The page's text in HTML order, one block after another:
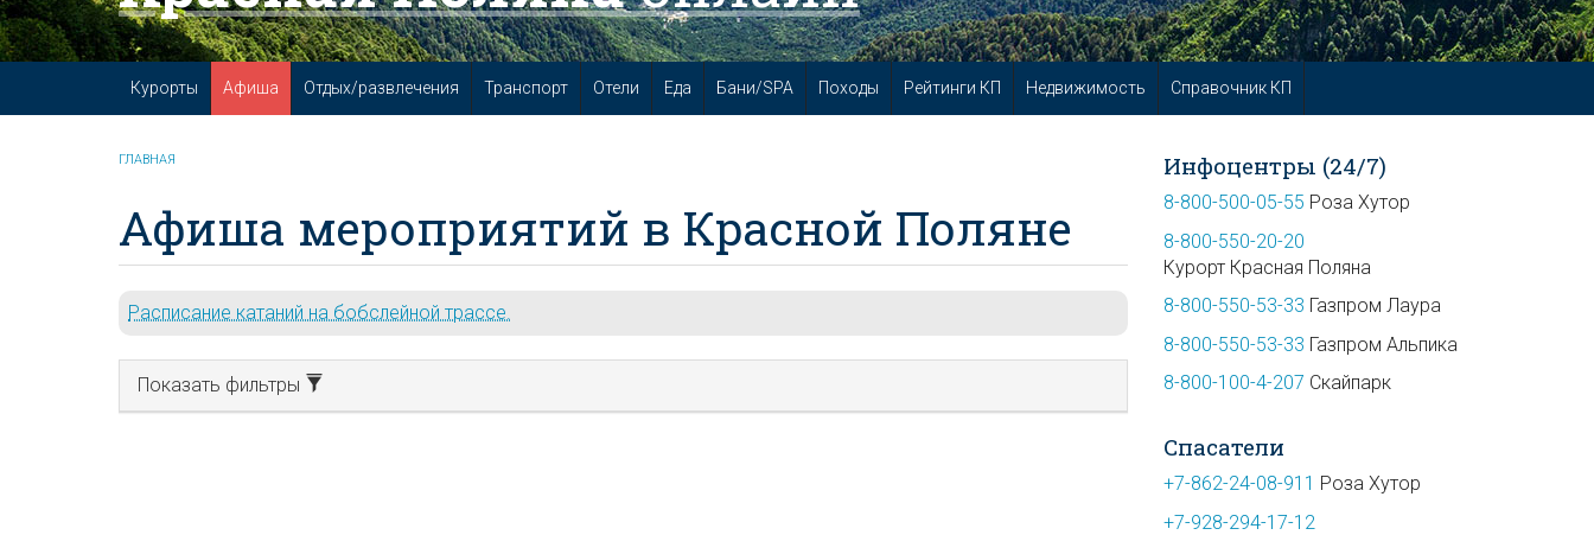
Курорты Афиша Отдых/развлечения Транспорт Отели Еда Бани/SPA Походы Рейтинги КП Недвижимость Справочник КП
ГЛАВНАЯ
Афиша мероприятий в Красной Поляне
Расписание катаний на бобслейной трассе.
Показать фильтры
Инфоцентры (24/7)
8-800-500-05-55 Роза Хутор
8-800-550-20-20
Курорт Красная Поляна
8-800-550-53-33 Газпром Лаура
8-800-550-53-33 Газпром Альпика
8-800-100-4-207 Скайпарк
Спасатели
+7-862-24-08-911 Роза Хутор
+7-928-294-17-12